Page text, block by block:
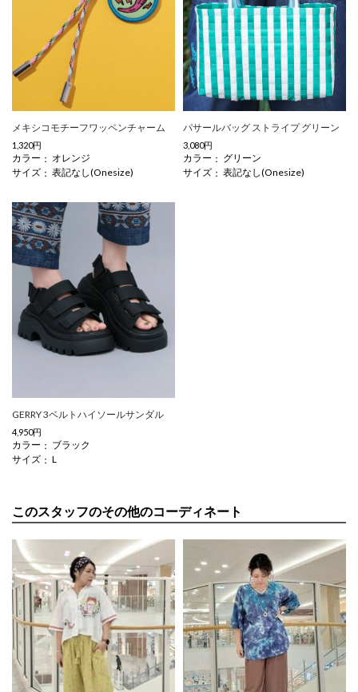
メキシコモチーフワッペンチャーム
1,320円
カラー
オレンジ
サイズ
表記なし(Onesize)
パサールバッグ ストライプ グリーン
3,080円
カラー
グリーン
サイズ
表記なし(Onesize)
GERRY 3ベルトハイソールサンダル
4,950円
カラー
ブラック
サイズ
L
このスタッフのその他のコーディネート